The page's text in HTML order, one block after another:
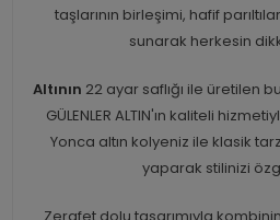
taşlarının birleşimi, hafif
sunarak herkesin
Altının 22 ayar saflığı ile üretilen
GÜLENLER ALTIN'ın kaliteli
Yonca altın kolyeniz ile klasik
yaparak stilinizi